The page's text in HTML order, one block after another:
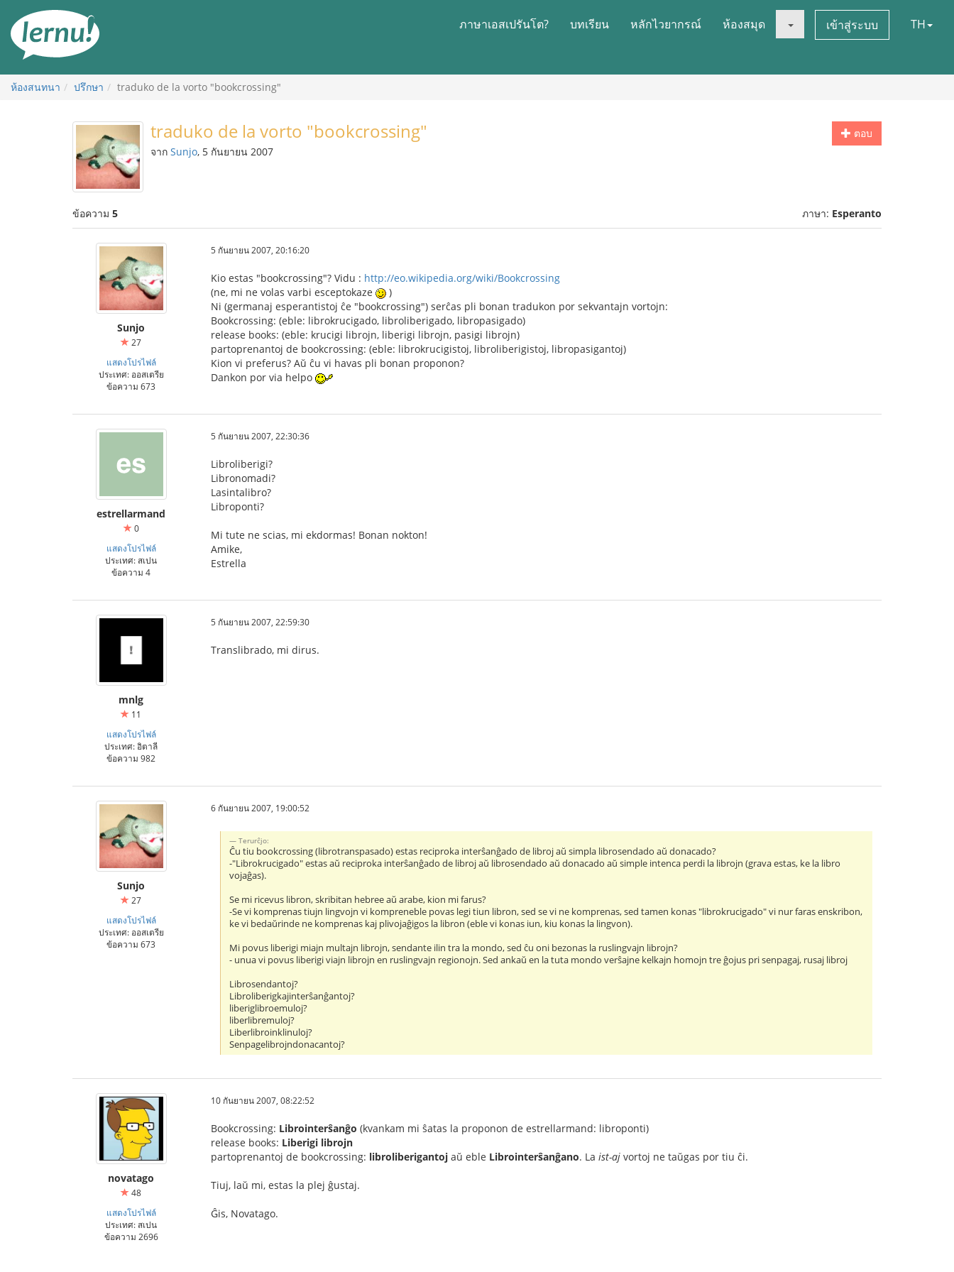
สารบัญ
ภาษาเอสเปรันโต? บทเรียน หลักไวยากรณ์ ห้องสมุด เข้าสู่ระบบ TH
ห้องสนทนา ปรึกษา traduko de la vorto "bookcrossing"
ตอบ
traduko de la vorto "bookcrossing"
จาก Sunjo, 5 กันยายน 2007
ข้อความ 5 ภาษา: Esperanto
Sunjo
27
แสดงโปรไฟล์
ประเทศ: ออสเตรีย
ข้อความ 673
5 กันยายน 2007, 20:16:20
Kio estas "bookcrossing"? Vidu : http://eo.wikipedia.org/wiki/Bookcrossing
(ne, mi ne volas varbi esceptokaze
)
Ni (germanaj esperantistoj ĉe "bookcrossing") serĉas pli bonan tradukon por sekvantajn vortojn:
Bookcrossing: (eble: librokrucigado, libroliberigado, libropasigado)
release books: (eble: krucigi librojn, liberigi librojn, pasigi librojn)
partoprenantoj de bookcrossing: (eble: librokrucigistoj, libroliberigistoj, libropasigantoj)
Kion vi preferus? Aŭ ĉu vi havas pli bonan proponon?
Dankon por via helpo
estrellarmand
0
แสดงโปรไฟล์
ประเทศ: สเปน
ข้อความ 4
5 กันยายน 2007, 22:30:36
Libroliberigi?
Libronomadi?
Lasintalibro?
Libroponti?
Mi tute ne scias, mi ekdormas! Bonan nokton!
Amike,
Estrella
mnlg
11
แสดงโปรไฟล์
ประเทศ: อิตาลี
ข้อความ 982
5 กันยายน 2007, 22:59:30
Translibrado, mi dirus.
Sunjo
27
แสดงโปรไฟล์
ประเทศ: ออสเตรีย
ข้อความ 673
6 กันยายน 2007, 19:00:52
Terurĉjo:
Ĉu tiu bookcrossing (librotranspasado) estas reciproka interŝanĝado de libroj aŭ simpla librosendado aŭ donacado?
-"Librokrucigado" estas aŭ reciproka interŝanĝado de libroj aŭ librosendado aŭ donacado aŭ simple intenca perdi la librojn (grava estas, ke la libro
vojaĝas).
Se mi ricevus libron, skribitan hebree aŭ arabe, kion mi farus?
-Se vi komprenas tiujn lingvojn vi kompreneble povas legi tiun libron, sed se vi ne komprenas, sed tamen konas "librokrucigado" vi nur faras enskribon,
ke vi bedaŭrinde ne komprenas kaj plivojaĝigos la libron (eble vi konas iun, kiu konas la lingvon).
Mi povus liberigi miajn multajn librojn, sendante ilin tra la mondo, sed ĉu oni bezonas la ruslingvajn librojn?
- unua vi povus liberigi viajn librojn en ruslingvajn regionojn. Sed ankaŭ en la tuta mondo verŝajne kelkajn homojn tre ĝojus pri senpagaj, rusaj libroj
Librosendantoj?
Libroliberigkajinterŝanĝantoj?
liberiglibroemuloj?
liberlibremuloj?
Liberlibroinklinuloj?
Senpagelibrojndonacantoj?
novatago
48
แสดงโปรไฟล์
ประเทศ: สเปน
ข้อความ 2696
10 กันยายน 2007, 08:22:52
Bookcrossing: Librointerŝanĝo (kvankam mi ŝatas la proponon de estrellarmand: libroponti)
release books: Liberigi librojn
partoprenantoj de bookcrossing: libroliberigantoj aŭ eble Librointerŝanĝano. La ist-aj vortoj ne taŭgas por tiu ĉi.
Tiuj, laŭ mi, estas la plej ĝustaj.
Ĝis, Novatago.